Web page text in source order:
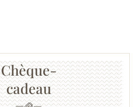
Chèque-
cadeau